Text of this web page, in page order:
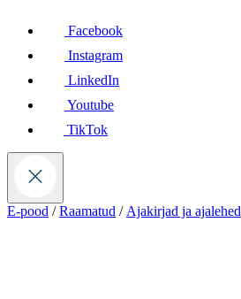
Facebook
Instagram
LinkedIn
Youtube
TikTok
E-pood /Raamatud / Ajakirjad ja ajalehed